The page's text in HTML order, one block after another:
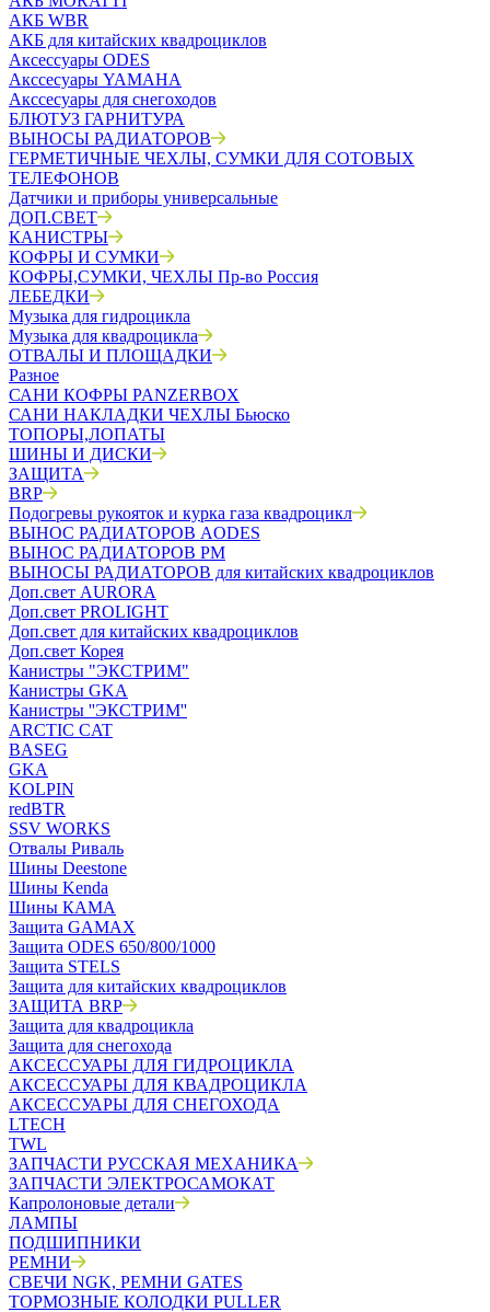
АКБ WBR
АКБ для китайских квадроциклов
Аксессуары ODES
Акссесуары YAMAHA
Акссесуары для снегоходов
БЛЮТУЗ ГАРНИТУРА
ВЫНОСЫ РАДИАТОРОВ
ГЕРМЕТИЧНЫЕ ЧЕХЛЫ, СУМКИ ДЛЯ СОТОВЫХ
ТЕЛЕФОНОВ
Датчики и приборы универсальные
ДОП.СВЕТ
КАНИСТРЫ
КОФРЫ И СУМКИ
КОФРЫ,СУМКИ, ЧЕХЛЫ Пр-во Россия
ЛЕБЕДКИ
Музыка для гидроцикла
Музыка для квадроцикла
ОТВАЛЫ И ПЛОЩАДКИ
Разное
САНИ КОФРЫ PANZERBOX
САНИ НАКЛАДКИ ЧЕХЛЫ Бьюско
ТОПОРЫ,ЛОПАТЫ
ШИНЫ И ДИСКИ
ЗАЩИТА
BRP
Подогревы рукояток и курка газа квадроцикл
ВЫНОС РАДИАТОРОВ AODES
ВЫНОС РАДИАТОРОВ РМ
ВЫНОСЫ РАДИАТОРОВ для китайских квадроциклов
Доп.свет AURORA
Доп.свет PROLIGHT
Доп.свет для китайских квадроциклов
Доп.свет Корея
Канистры "ЭКСТРИМ"
Канистры GKA
Канистры ''ЭКСТРИМ''
ARCTIC CAT
BASEG
GKA
KOLPIN
redBTR
SSV WORKS
Отвалы Риваль
Шины Deestone
Шины Kenda
Шины КАМА
Защита GAMAX
Защита ODES 650/800/1000
Защита STELS
Защита для китайских квадроциклов
ЗАЩИТА BRP
Защита для квадроцикла
Защита для снегохода
АКСЕССУАРЫ ДЛЯ ГИДРОЦИКЛА
АКСЕССУАРЫ ДЛЯ КВАДРОЦИКЛА
АКСЕССУАРЫ ДЛЯ СНЕГОХОДА
LTECH
TWL
ЗАПЧАСТИ РУССКАЯ МЕХАНИКА
ЗАПЧАСТИ ЭЛЕКТРОСАМОКАТ
Капролоновые детали
ЛАМПЫ
ПОДШИПНИКИ
РЕМНИ
СВЕЧИ NGK, РЕМНИ GATES
ТОРМОЗНЫЕ КОЛОДКИ PULLER